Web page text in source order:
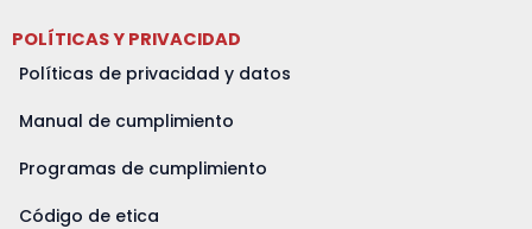
POLÍTICAS Y PRIVACIDAD
Políticas de privacidad y datos
Manual de cumplimiento
Programas de cumplimiento
Código de etica